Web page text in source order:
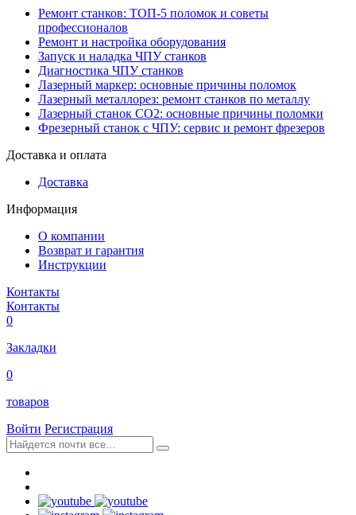
Ремонт станков: ТОП-5 поломок и советы
профессионалов
Ремонт и настройка оборудования
Запуск и наладка ЧПУ станков
Диагностика ЧПУ станков
Лазерный маркер: основные причины поломок
Лазерный металлорез: ремонт станков по металлу
Лазерный станок СО2: основные причины поломки
Фрезерный станок с ЧПУ: сервис и ремонт фрезеров
Доставка и оплата
Доставка
Информация
О компании
Возврат и гарантия
Инструкции
Контакты
Контакты
0
Закладки
0
товаров
Войти Регистрация